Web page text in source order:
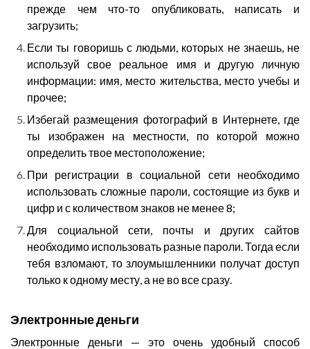
прежде чем что-то опубликовать, написать и
загрузить;
Если ты говоришь с людьми, которых не знаешь, не
используй свое реальное имя и другую личную
информации: имя, место жительства, место учебы и
прочее;
Избегай размещения фотографий в Интернете, где
ты изображен на местности, по которой можно
определить твое местоположение;
При регистрации в социальной сети необходимо
использовать сложные пароли, состоящие из букв и
цифр и с количеством знаков не менее 8;
Для социальной сети, почты и других сайтов
необходимо использовать разные пароли. Тогда если
тебя взломают, то злоумышленники получат доступ
только к одному месту, а не во все сразу.
Электронные деньги
Электронные деньги — это очень удобный способ